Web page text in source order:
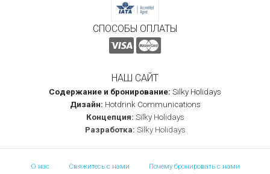
СПОСОБЫ ОПЛАТЫ
НАШ САЙТ
Содержание и бронирование: Silky Holidays
Дизайн: Hotdrink Communications
Концепция: Silky Holidays
Разработка: Silky Holidays
О нас Свяжитесь с нами Почему бронировать с нами